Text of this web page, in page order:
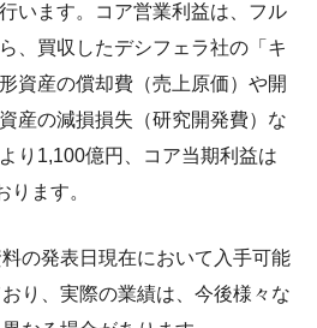
います。コア営業利益は、フル
、買収したデシフェラ社の「キ
資産の償却費（売上原価）や開
産の減損損失（研究開発費）な
り1,100億円、コア当期利益は
ます。
料の発表日現在において入手可能
り、実際の業績は、今後様々な